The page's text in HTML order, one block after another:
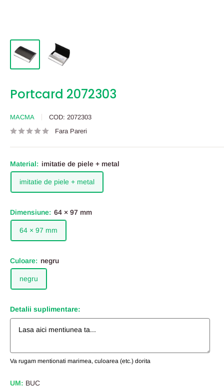
Portcard 2072303
MACMA COD: 2072303
Fara Pareri
Material: imitatie de piele + metal
imitatie de piele + metal
Dimensiune: 64 × 97 mm
64 × 97 mm
Culoare: negru
negru
Detalii suplimentare:
Va rugam mentionati marimea, culoarea (etc.) dorita
UM: BUC